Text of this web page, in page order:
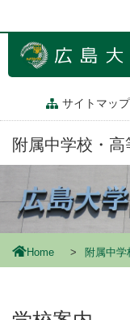
ン
サイトマップ
附属中学校・高
Home 附属中学